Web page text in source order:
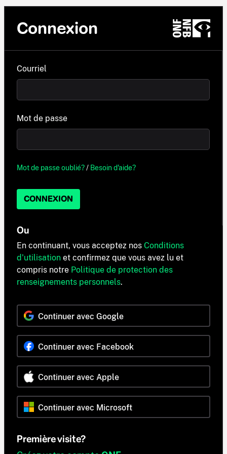
Connexion
Courriel
Mot de passe
Mot de passe oublié?/ Besoin d'aide?
CONNEXION
Ou
En continuant, vous acceptez nos Conditions
d'utilisation et confirmez que vous avez lu et
compris notre Politique de protection des
renseignements personnels.
Continuer avec Google
Continuer avec Facebook
Continuer avec Apple
Continuer avec Microsoft
Première visite?